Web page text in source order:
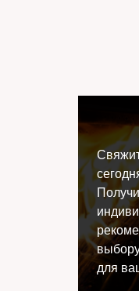
для